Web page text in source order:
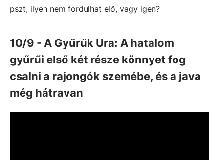
pszt, ilyen nem fordulhat elő, vagy igen?
10/9 - A Gyűrűk Ura: A hatalom
gyűrűi első két része könnyet fog
csalni a rajongók szemébe, és a java
még hátravan